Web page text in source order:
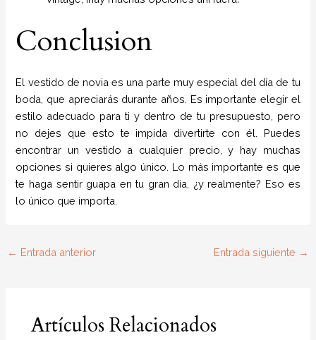
Conclusion
El vestido de novia es una parte muy especial del día de tu
boda, que apreciarás durante años. Es importante elegir el
estilo adecuado para ti y dentro de tu presupuesto, pero
no dejes que esto te impida divertirte con él. Puedes
encontrar un vestido a cualquier precio, y hay muchas
opciones si quieres algo único. Lo más importante es que
te haga sentir guapa en tu gran día, ¿y realmente? Eso es
lo único que importa.
← Entrada anterior Entrada siguiente →
Artículos Relacionados